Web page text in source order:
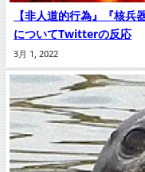
【非人道的行為』『核兵
についてTwitterの反応
3月 1, 2022